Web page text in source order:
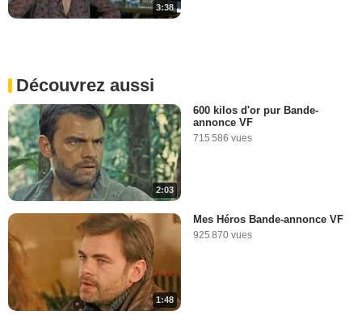
3:38
Découvrez aussi
2:03
600 kilos d'or pur Bande-
annonce VF
715 586 vues
1:48
Mes Héros Bande-annonce VF
925 870 vues